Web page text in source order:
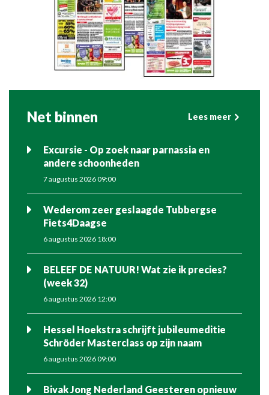
Net binnen Lees meer
Excursie - Op zoek naar parnassia en
andere schoonheden
7 augustus 2026 09:00
Wederom zeer geslaagde Tubbergse
Fiets4Daagse
6 augustus 2026 18:00
BELEEF DE NATUUR! Wat zie ik precies?
(week 32)
6 augustus 2026 12:00
Hessel Hoekstra schrijft jubileumeditie
Schröder Masterclass op zijn naam
6 augustus 2026 09:00
Bivak Jong Nederland Geesteren opnieuw